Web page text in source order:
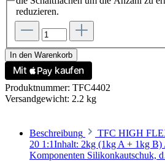
reduzieren.
In den Warenkorb
Produktnummer: TFC4402
Versandgewicht: 2.2 kg
Beschreibung
TFC HIGH
20 1:1Inhalt: 2kg (1kg A + 1kg B)
Komponenten Silikonkautschuk,